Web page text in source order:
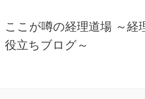
ここが噂の経理道場 ～経
役立ちブログ～